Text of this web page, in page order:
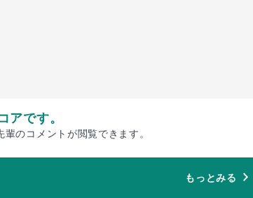
アです。
のコメントが閲覧できます。
もっとみる